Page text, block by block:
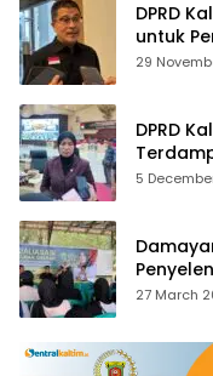
DPRD
untuk
Agama
29
DPRD
Pusat
5
dan
27 March